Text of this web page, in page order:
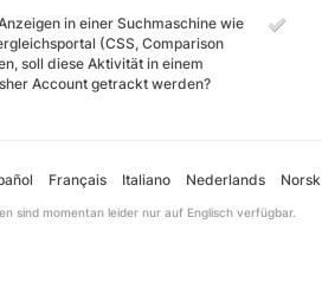
in einer Suchmaschine wie
(CSS, Comparison
soll diese Aktivität in einem
Account getrackt werden?
Français Italiano Nederlands Norsk
sind momentan leider nur auf Englisch verfügbar.